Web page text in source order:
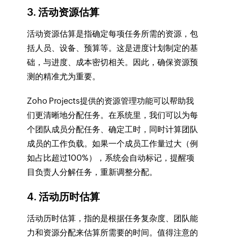
3. 活动资源估算
活动资源估算是指确定每项任务所需的资源，包
括人员、设备、预算等。这是进度计划制定的基
础，与进度、成本密切相关。因此，确保资源预
测的精准尤为重要。
Zoho Projects提供的资源管理功能可以帮助我
们更清晰地分配任务。在系统里，我们可以为每
个团队成员分配任务、确定工时，同时计算团队
成员的工作负载。如果一个成员工作量过大（例
如占比超过100%），系统会自动标记，提醒项
目负责人分解任务，重新调整分配。
4. 活动历时估算
活动历时估算，指的是根据任务复杂度、团队能
力和资源分配来估算所需要的时间。值得注意的